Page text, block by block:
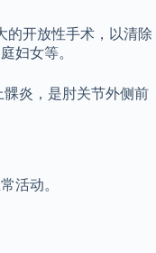
的开放性手术，以清除
妇女等。
炎，是肘关节外侧前
活动。